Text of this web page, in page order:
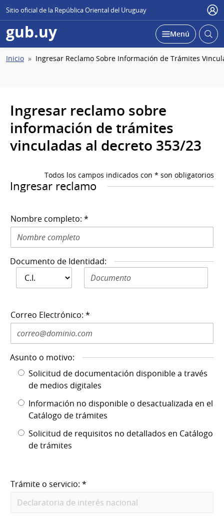
Sitio oficial de la República Oriental del Uruguay
gub.uy Desplegar
Menú Abrir
Ruta
Inicio Ingresar Reclamo Sobre Información de Trámites
Ingresar reclamo sobre
información de trámites
vinculadas al decreto 353/23
Todos los campos indicados con * son obligatorios
Ingresar reclamo
Nombre completo: *
Documento de Identidad:
Documento de
Identidad: *
Documento de Identidad N: *
Correo Electrónico: *
Asunto o motivo:
Solicitud de documentación disponible a través
de medios digitales
Información no disponible o desactualizada en el
Catálogo de trámites
Solicitud de requisitos no detallados en Catálogo
de trámites
Trámite o servicio: *